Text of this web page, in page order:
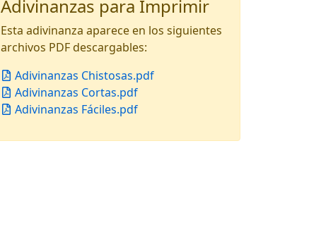
Adivinanzas para Imprimir
Esta adivinanza aparece en los siguientes
archivos PDF descargables:
Adivinanzas Chistosas.pdf
Adivinanzas Cortas.pdf
Adivinanzas Fáciles.pdf